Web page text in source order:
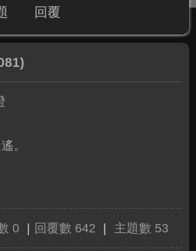
回覆
。
0 回覆數 642 主題數 53